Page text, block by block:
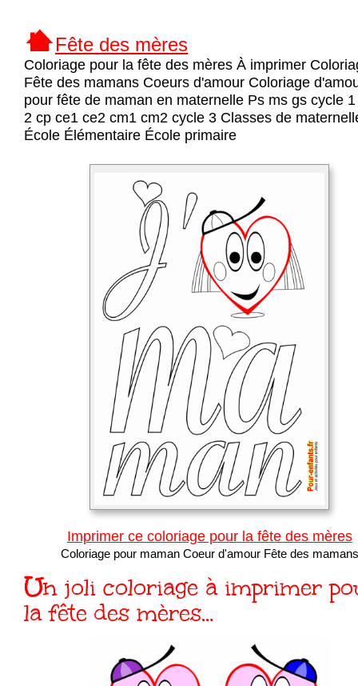
Fête des mères
Coloriage pour la fête des mères À imprimer
Fête des mamans Coeurs d'amour Coloriage
pour fête de maman en maternelle Ps ms gs cycle
2 cp ce1 ce2 cm1 cm2 cycle 3 Classes de
École Élémentaire École primaire
Imprimer ce coloriage pour la fête des mères
Coloriage pour maman Coeur d'amour Fête des mamans
Un joli coloriage à imprimer pour
la fête des mères…